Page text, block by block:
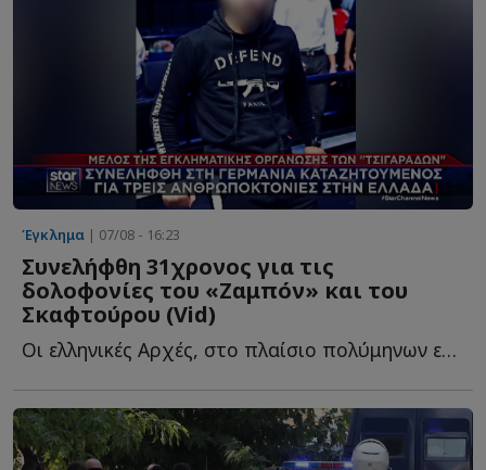
Έγκλημα | 07/08 - 16:23
Συνελήφθη 31χρονος για τις
δολοφονίες του «Ζαμπόν» και του
Σκαφτούρου (Vid)
Οι ελληνικές Αρχές, στο πλαίσιο πολύμηνων ερευνών, σ...